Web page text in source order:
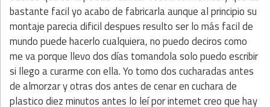
bastante facil yo acabo de fabricarla aunque al principio su
montaje parecia dificil despues resulto ser lo más facil de
mundo puede hacerlo cualquiera, no puedo deciros como
me va porque llevo dos días tomandola solo puedo escribir
si llego a curarme con ella. Yo tomo dos cucharadas antes
de almorzar y otras dos antes de cenar en cuchara de
plastico diez minutos antes lo leí por internet creo que hay